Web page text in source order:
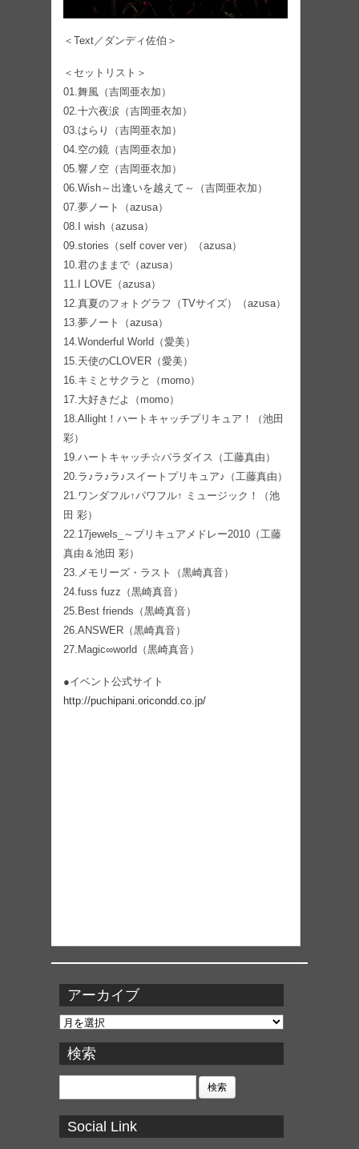
＜Text／ダンディ佐伯＞
＜セットリスト＞
01.舞風（吉岡亜衣加）
02.十六夜涙（吉岡亜衣加）
03.はらり（吉岡亜衣加）
04.空の鏡（吉岡亜衣加）
05.響ノ空（吉岡亜衣加）
06.Wish～出逢いを越えて～（吉岡亜衣加）
07.夢ノート（azusa）
08.I wish（azusa）
09.stories（self cover ver）（azusa）
10.君のままで（azusa）
11.I LOVE（azusa）
12.真夏のフォトグラフ（TVサイズ）（azusa）
13.夢ノート（azusa）
14.Wonderful World（愛美）
15.天使のCLOVER（愛美）
16.キミとサクラと（momo）
17.大好きだよ（momo）
18.Allight！ハートキャッチプリキュア！（池田
彩）
19.ハートキャッチ☆パラダイス（工藤真由）
20.ラ♪ラ♪ラ♪スイートプリキュア♪（工藤真由）
21.ワンダフル↑パワフル↑ ミュージック！（池
田 彩）
22.17jewels_～プリキュアメドレー2010（工藤
真由＆池田 彩）
23.メモリーズ・ラスト（黒崎真音）
24.fuss fuzz（黒崎真音）
25.Best friends（黒崎真音）
26.ANSWER（黒崎真音）
27.Magic∞world（黒崎真音）
●イベント公式サイト
http://puchipani.oricondd.co.jp/
アーカイブ
ア
カ
イ
ブ
検索
検
Social Link